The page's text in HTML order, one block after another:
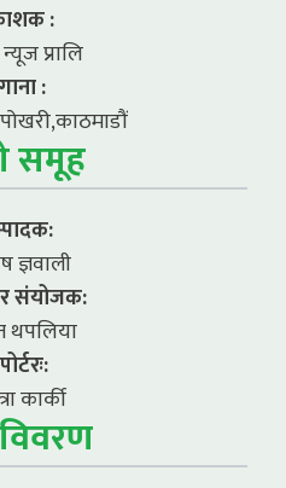
:
प्रालि
:
समूह
ज्ञवाली
संयोजक:
थपलिया
कार्की